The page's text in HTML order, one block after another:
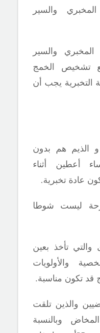
والسير
المخبري والسير
تشخيص الخمج
التخبرية يجب أن
و الذيم هم بدون
أعطين أثناء
عادة تخبرية.
ليست شوطا
والتي تأخذ بعين
والأولويات
قد تكون مناسبة.
والذين تلقت
المخاض وبالنسبة